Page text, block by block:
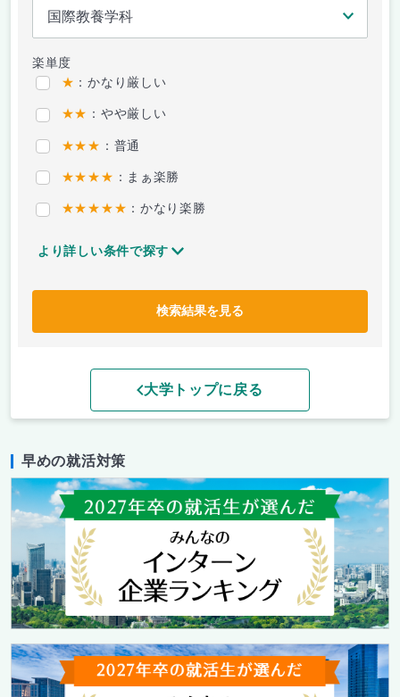
楽単度
★ ：かなり厳しい
★★ ：やや厳しい
★★★ ：普通
★★★★ ：まぁ楽勝
★★★★★ ：かなり楽勝
より詳しい条件で探す
検索結果を見る
大学トップに戻る
早めの就活対策